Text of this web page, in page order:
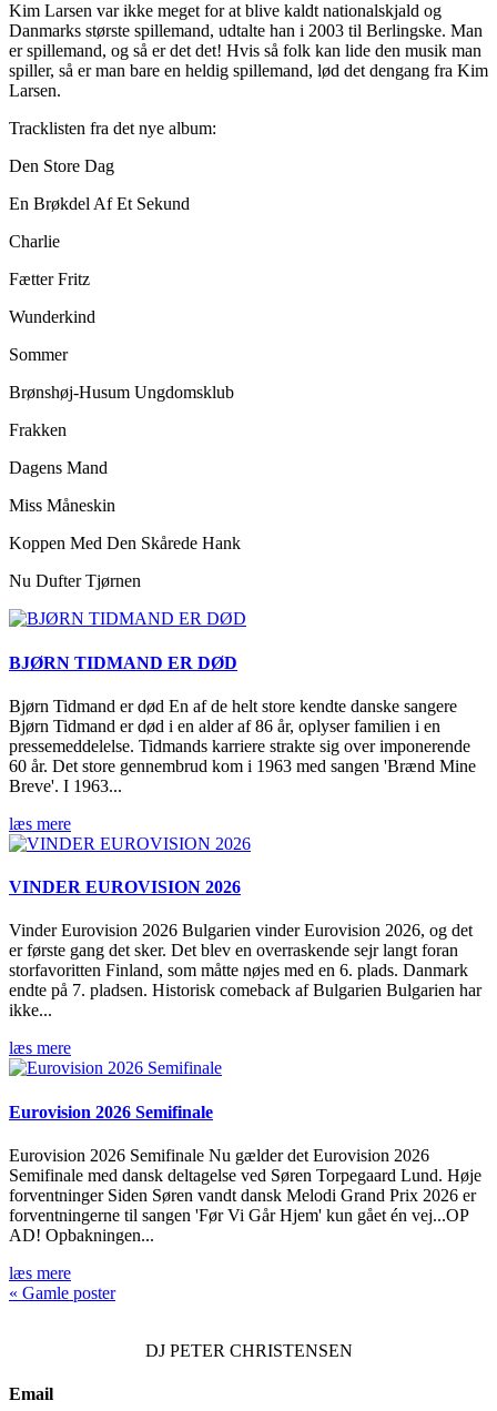
Kim Larsen var ikke meget for at blive kaldt nationalskjald og
Danmarks største spillemand, udtalte han i 2003 til Berlingske. Man
er spillemand, og så er det det! Hvis så folk kan lide den musik man
spiller, så er man bare en heldig spillemand, lød det dengang fra Kim
Larsen.
Tracklisten fra det nye album:
Den Store Dag
En Brøkdel Af Et Sekund
Charlie
Fætter Fritz
Wunderkind
Sommer
Brønshøj-Husum Ungdomsklub
Frakken
Dagens Mand
Miss Måneskin
Koppen Med Den Skårede Hank
Nu Dufter Tjørnen
BJØRN TIDMAND ER DØD
Bjørn Tidmand er død En af de helt store kendte danske sangere
Bjørn Tidmand er død i en alder af 86 år, oplyser familien i en
pressemeddelelse. Tidmands karriere strakte sig over imponerende
60 år. Det store gennembrud kom i 1963 med sangen 'Brænd Mine
Breve'. I 1963...
læs mere
VINDER EUROVISION 2026
Vinder Eurovision 2026 Bulgarien vinder Eurovision 2026, og det
er første gang det sker. Det blev en overraskende sejr langt foran
storfavoritten Finland, som måtte nøjes med en 6. plads. Danmark
endte på 7. pladsen. Historisk comeback af Bulgarien Bulgarien har
ikke...
læs mere
Eurovision 2026 Semifinale
Eurovision 2026 Semifinale Nu gælder det Eurovision 2026
Semifinale med dansk deltagelse ved Søren Torpegaard Lund. Høje
forventninger Siden Søren vandt dansk Melodi Grand Prix 2026 er
forventningerne til sangen 'Før Vi Går Hjem' kun gået én vej...OP
AD! Opbakningen...
læs mere
« Gamle poster
DJPETER CHRISTENSEN
Email